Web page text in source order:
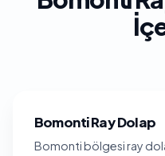
Bomonti Ray Dolap
Bomonti bölgesi ray